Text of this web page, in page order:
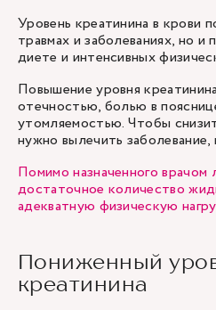
Уровень креатинина в крови
травмах и заболеваниях, но и
диете и интенсивных
Повышение уровня
отечностью, болью в
утомляемостью. Чтобы
нужно вылечить
Помимо назначенного врачом
достаточное количество
адекватную физическую
Пониженный
креатинина